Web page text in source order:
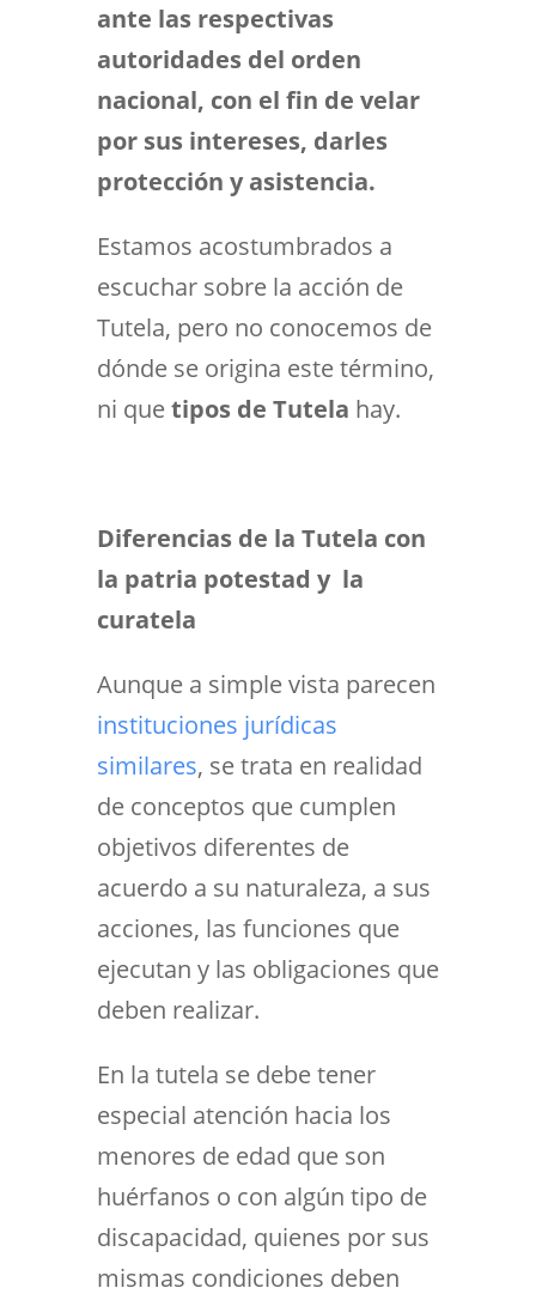
ante las respectivas
autoridades del orden
nacional, con el fin de velar
por sus intereses, darles
protección y asistencia.
Estamos acostumbrados a
escuchar sobre la acción de
Tutela, pero no conocemos de
dónde se origina este término,
ni quetipos de Tutela hay.
Diferencias de la Tutela con
la patria potestad y la
curatela
Aunque a simple vista parecen
instituciones jurídicas
similares, se trata en realidad
de conceptos que cumplen
objetivos diferentes de
acuerdo a su naturaleza, a sus
acciones, las funciones que
ejecutan y las obligaciones que
deben realizar.
En la tutela se debe tener
especial atención hacia los
menores de edad que son
huérfanos o con algún tipo de
discapacidad, quienes por sus
mismas condiciones deben